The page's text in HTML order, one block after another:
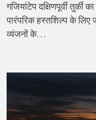
गजियांटेप दक्षिणपूर्वी
पारंपरिक हस्तशिल्प के लिए
व्यंजनों के…